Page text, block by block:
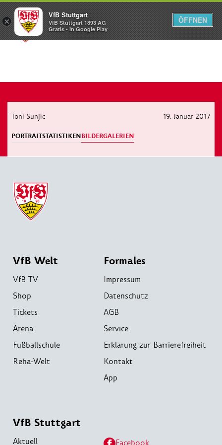
Menü
Toni Sunjic 19. Januar 2017
PORTRAITSTATISTIKENBILDERGALERIEN
VfB Welt
VfB TV
Shop
Tickets
Arena
Fußballschule
Reha-Welt
Formales
Impressum
Datenschutz
AGB
Service
Erklärung zur Barrierefreiheit
Kontakt
App
VfB Stuttgart
Aktuell Facebook
×
VfB Stuttgart
VfB Stuttgart 1893 AG
Gratis - In Google Play
ÖFFNEN